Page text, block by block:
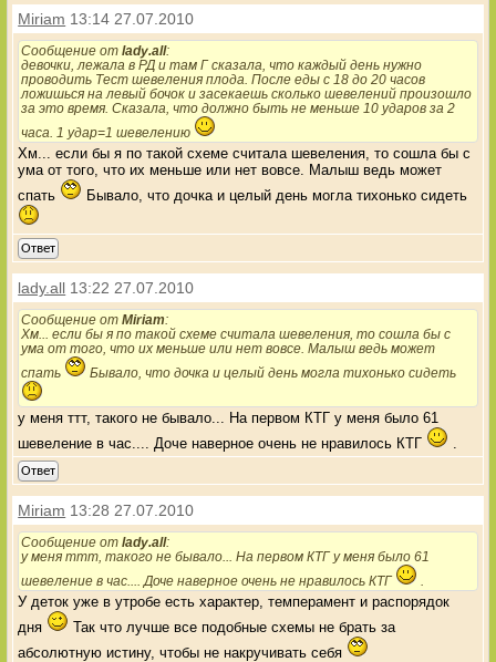
Miriam 13:14 27.07.2010
Сообщение отlady.all:
девочки, лежала в РД и там Г сказала, что каждый день нужно
проводить Тест шевеления плода. После еды с 18 до 20 часов
ложишься на левый бочок и засекаешь сколько шевелений произошло
за это время. Сказала, что должно быть не меньше 10 ударов за 2
часа. 1 удар=1 шевелению
Хм... если бы я по такой схеме считала шевеления, то сошла бы с
ума от того, что их меньше или нет вовсе. Малыш ведь может
спать
Бывало, что дочка и целый день могла тихонько сидеть
Ответ
lady.all 13:22 27.07.2010
Сообщение отMiriam:
Хм... если бы я по такой схеме считала шевеления, то сошла бы с
ума от того, что их меньше или нет вовсе. Малыш ведь может
спать
Бывало, что дочка и целый день могла тихонько сидеть
у меня ттт, такого не бывало... На первом КТГ у меня было 61
шевеление в час.... Доче наверное очень не нравилось КТГ
Ответ
Miriam 13:28 27.07.2010
Сообщение отlady.all:
у меня ттт, такого не бывало... На первом КТГ у меня было 61
шевеление в час.... Доче наверное очень не нравилось КТГ
У деток уже в утробе есть характер, темперамент и распорядок
дня
Так что лучше все подобные схемы не брать за
абсолютную истину, чтобы не накручивать себя